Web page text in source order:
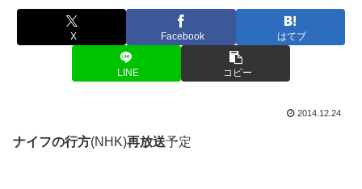
X Facebook はてブ
LINE コピー
2014.12.24
ナイフの行方(NHK)再放送予定